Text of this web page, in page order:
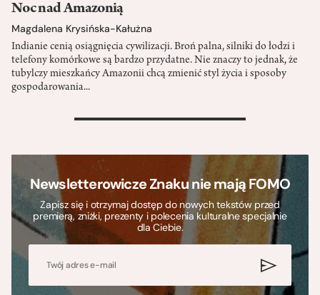
Noc nad Amazonią
Magdalena Krysińska-Kałużna
Indianie cenią osiągnięcia cywilizacji. Broń palna, silniki do łodzi i
telefony komórkowe są bardzo przydatne. Nie znaczy to jednak, że
tubylczy mieszkańcy Amazonii chcą zmienić styl życia i sposoby
gospodarowania...
>
Newsletterowicze Znaku nie mają FOMO
Zapisz się i otrzymaj dostęp do nowych tekstów przed
premierą, zniżki, prezenty i polecenia kulturalne specjalnie
dla Ciebie.